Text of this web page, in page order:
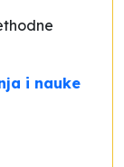
i nauke